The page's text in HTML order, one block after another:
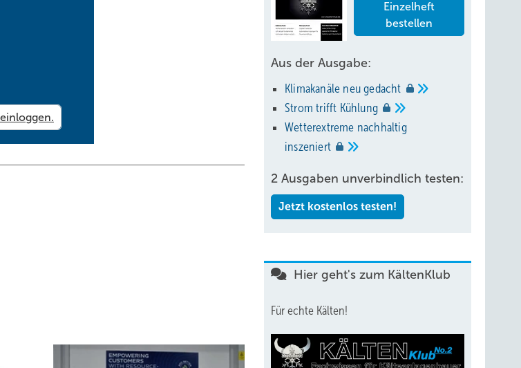
Einzelheft
bestellen
Aus der Ausgabe:
Klimakanäle neugedacht
Strom trifft Kühlung
Wetterextreme nachhaltig
inszeniert
2 Ausgaben unverbindlich testen:
Jetzt kostenlos testen!
Hier geht's zum KältenKlub
Für echte Kälten!